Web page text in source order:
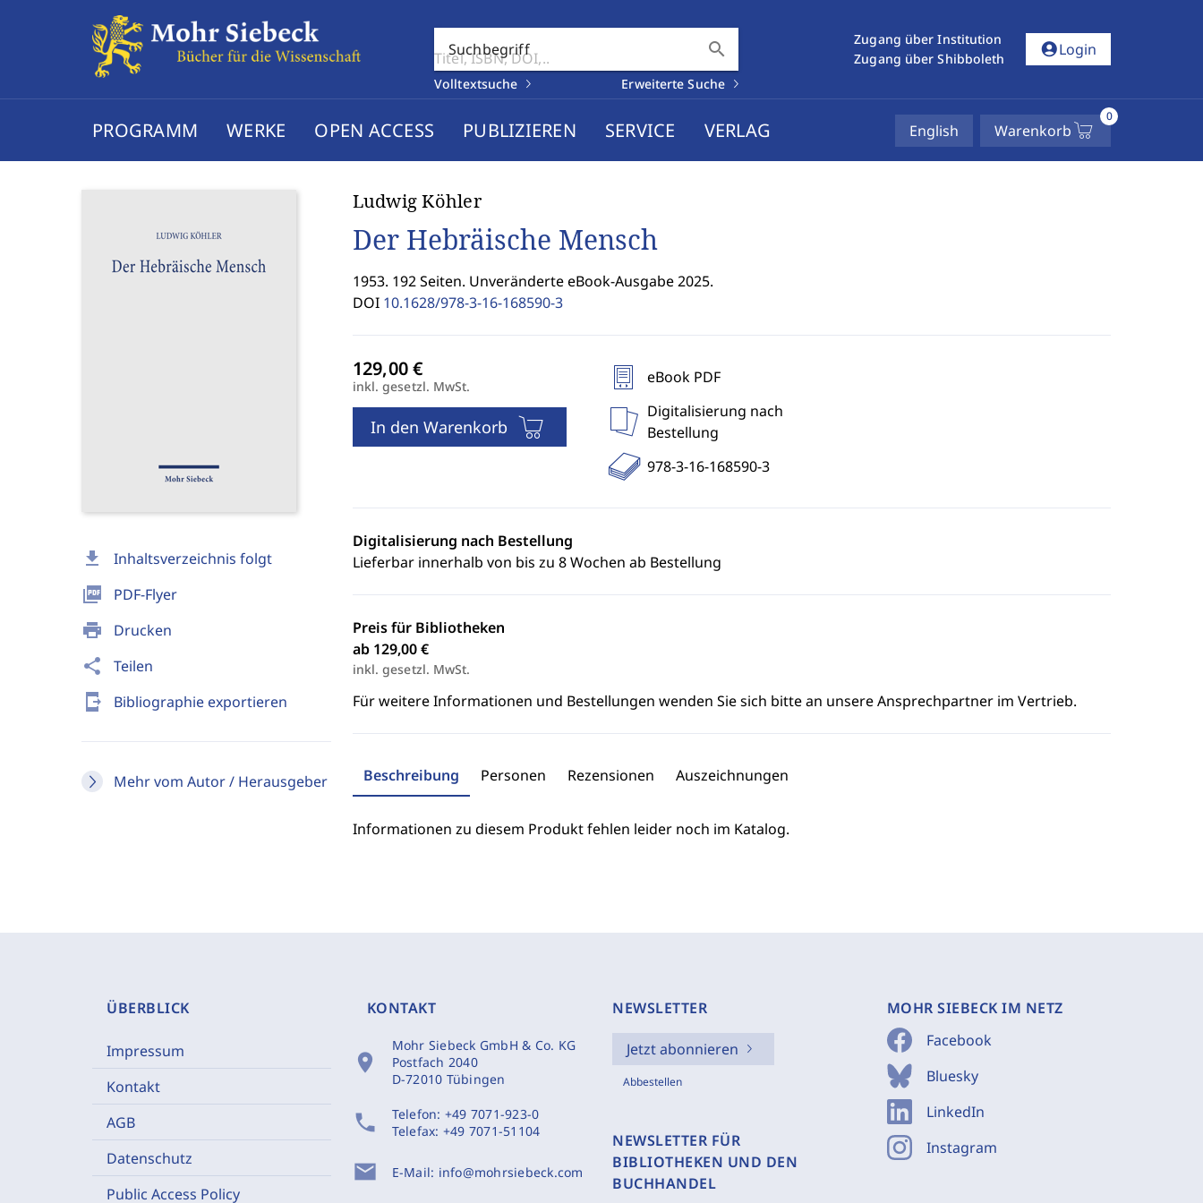
Suchbegriff search
Volltextsuche Erweiterte Suche
Zugang über Institution
Zugang über Shibboleth
account_circleLogin
PROGRAMM WERKE OPEN ACCESS PUBLIZIEREN SERVICE VERLAG English Warenkorb
0
download Inhaltsverzeichnis folgt
picture_as_pdf PDF-Flyer
print Drucken
share Teilen
send_to_mobile Bibliographie exportieren
Mehr vom Autor / Herausgeber
Ludwig Köhler
Der Hebräische Mensch
1953. 192 Seiten. Unveränderte eBook-Ausgabe 2025.
DOI 10.1628/978-3-16-168590-3
inkl. gesetzl. MwSt.
In den Warenkorb
eBook PDF
Digitalisierung nach
Bestellung
978-3-16-168590-3
Digitalisierung nach Bestellung
Lieferbar innerhalb von bis zu 8 Wochen ab Bestellung
Preis für Bibliotheken
ab 129,00 €
inkl. gesetzl. MwSt.
Für weitere Informationen und Bestellungen wenden Sie sich bitte an unsere Ansprechpartner im Vertrieb.
Beschreibung Personen Rezensionen Auszeichnungen
Informationen zu diesem Produkt fehlen leider noch im Katalog.
ÜBERBLICK
Impressum
Kontakt
AGB
Datenschutz
Public Access Policy
KONTAKT
location_on
Mohr Siebeck GmbH & Co. KG
Postfach 2040
D-72010 Tübingen
phone Telefon: +49 7071-923-0
Telefax: +49 7071-51104
mail E-Mail: info@mohrsiebeck.com
NEWSLETTER
Jetzt abonnieren
Abbestellen
NEWSLETTER FÜR
BIBLIOTHEKEN UND DEN
BUCHHANDEL
MOHR SIEBECK IM NETZ
Facebook
Bluesky
LinkedIn
Instagram